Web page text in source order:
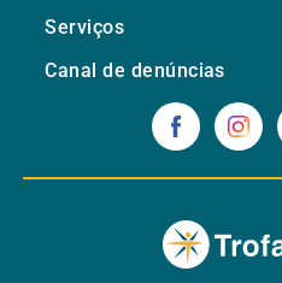
Serviços
Canal de denúncias